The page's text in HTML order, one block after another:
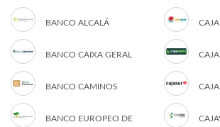
BANCO ALCALÁ
BANCO CAIXA GERAL
BANCO CAMINOS
BANCO EUROPEO DE